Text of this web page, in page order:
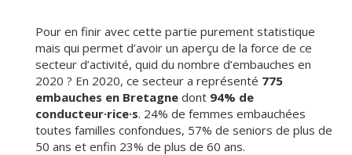
Pour en finir avec cette partie purement statistique
mais qui permet d’avoir un aperçu de la force de ce
secteur d’activité, quid du nombre d’embauches en
2020 ? En 2020, ce secteur a représenté 775
embauches en Bretagne dont 94% de
conducteur·rice·s. 24% de femmes embauchées
toutes familles confondues, 57% de seniors de plus de
50 ans et enfin 23% de plus de 60 ans.